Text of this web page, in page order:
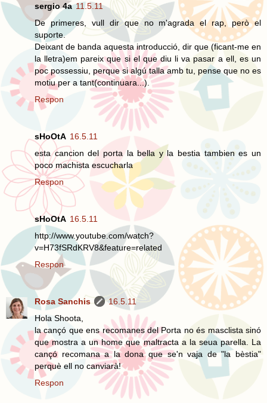
sergio 4a 11.5.11
De primeres, vull dir que no m'agrada el rap, però el
suporte.
Deixant de banda aquesta introducció, dir que (ficant-me en
la lletra)em pareix que si el que diu li va pasar a ell, es un
poc possessiu, perque si algú talla amb tu, pense que no es
motiu per a tant(continuara...).
Respon
sHoOtA 16.5.11
esta cancion del porta la bella y la bestia tambien es un
poco machista escucharla
Respon
sHoOtA 16.5.11
http://www.youtube.com/watch?
v=H73fSRdKRV8&feature=related
Respon
Rosa Sanchis
16.5.11
Hola Shoota,
la cançó que ens recomanes del Porta no és masclista sinó
que mostra a un home que maltracta a la seua parella. La
cançó recomana a la dona que se'n vaja de "la bèstia"
perquè ell no canviarà!
Respon